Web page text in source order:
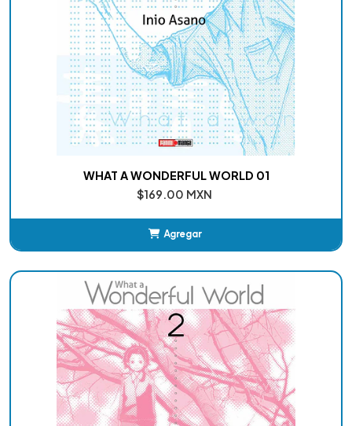
WHAT A WONDERFUL WORLD 01
$169.00 MXN
Agregar